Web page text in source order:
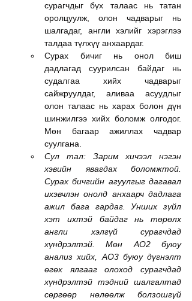
сурагчдыг бүх талаас нь татан
оролцуулж, олон чадварыг нь
шалгадаг, англи хэлийг хэрэглээ
талдаа түлхүү анхаардаг.
Сурах бичиг нь онол биш
дадлагад суурилсан байдаг нь
судалгаа хийх чадварыг
сайжруулдаг, аливаа асуудлыг
олон талаас нь харах болон дүн
шинжилгээ хийх боломж олгодог.
Мөн багаар ажиллах чадвар
суулгана.
Сул тал: Зарим хичээл нэгэн
хэвийн явагдах боломжтой.
Сурах бичгийн агуулгыг дагавал
ихэвчлэн онолд анхаарч дадлага
ажил бага гардаг. Унших зүйл
хэт ихтэй байдаг нь төрөлх
англи хэлгүй сурагчдад
хүндрэлтэй. Мөн AO2 буюу
анализ хийх, AO3 буюу дүгнэлт
өгөх ялгааг олоход сурагчдад
хүндрэлтэй тэдний шалгалтад
сөргөөр нөлөөлж болзошгүй